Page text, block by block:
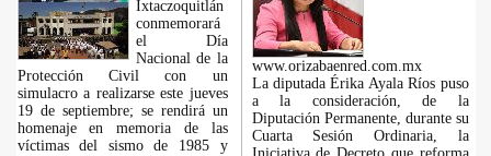
Ixtaczoquitlán
conmemorará
el Día
Nacional de la
Protección Civil con un
simulacro a realizarse este jueves
19 de septiembre; se rendirá un
homenaje en memoria de las
víctimas del sismo de 1985 y
www.orizabaenred.com.mx
La diputada Érika Ayala Ríos puso
a la consideración, de la
Diputación Permanente, durante su
Cuarta Sesión Ordinaria, la